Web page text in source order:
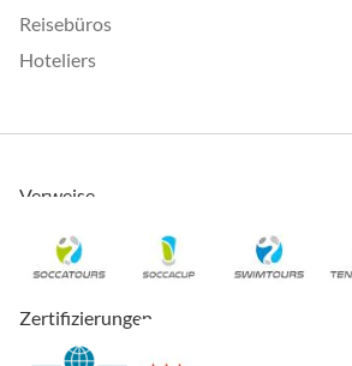
Reisebüros
Hoteliers
Verweise
Zertifizierungen